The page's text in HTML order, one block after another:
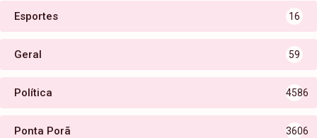
Esportes 16
Geral 59
Política 4586
Ponta Porã 3606